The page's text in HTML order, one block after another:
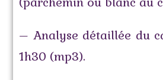
– Analyse détaillée du
1h30 (mp3).